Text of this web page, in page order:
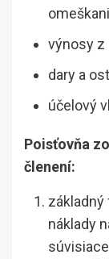
výnosy z
dary a
účelový
Poisťovňa
členení:
náklady